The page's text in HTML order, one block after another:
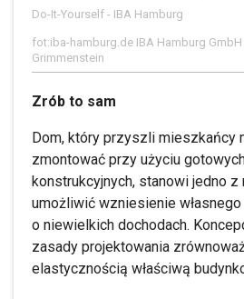
Do-It-Yourself - IBA Hamburg
fot:iba-hamburg.de IBA Hamburg
Grimmenstein
Zrób to sam
Dom, który przyszli mieszkańcy
zmontować przy użyciu
konstrukcyjnych, stanowi jedno
umożliwić wzniesienie
o niewielkich dochodach.
zasady projektowania
elastycznością właściwą